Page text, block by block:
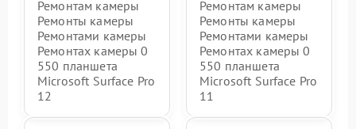
Ремонтам камеры
Ремонты камеры
Ремонтами камеры
Ремонтах камеры 0
550 планшета
Microsoft Surface Pro
12
Ремонтам камеры
Ремонты камеры
Ремонтами камеры
Ремонтах камеры 0
550 планшета
Microsoft Surface Pro
11